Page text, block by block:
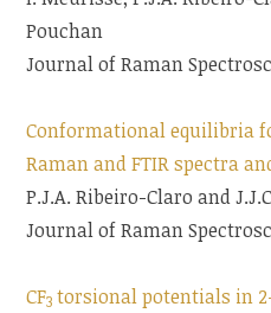
Pouchan
Journal of Raman
Conformational equilibria
Raman and FTIR spectra
P.J.A. Ribeiro-Claro and
Journal of Raman
CF3 torsional potentials in